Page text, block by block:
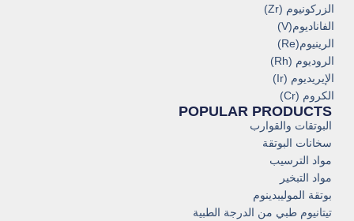
الزركونيوم (Zr)
الفاناديوم(V)
الرينيوم(Re)
الروديوم (Rh)
الإيريديوم (Ir)
الكروم (Cr)
POPULAR PRODUCTS
البوتقات والقوارب
سخانات البوتقة
مواد الترسيب
مواد التبخير
بوتقة الموليبدينوم
تيتانيوم طبي من الدرجة الطبية